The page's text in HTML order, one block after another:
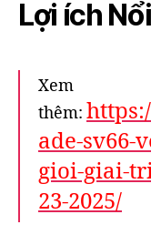
Lợi ích
Xem
thêm:
ade-sv66-
gioi-giai-
23-2025/